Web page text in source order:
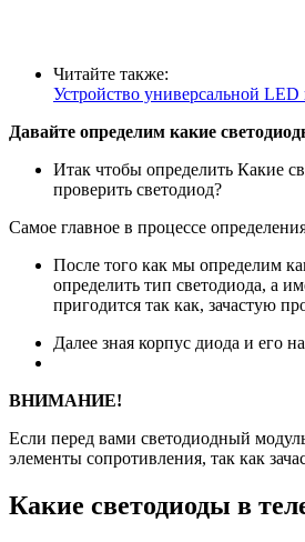
Читайте также:
Устройство универсальной
Давайте определим какие
Итак чтобы определить Какие
проверить светодиод?
Самое главное в процессе
После того как мы определим
определить тип светодиода, а
пригодится так как, зачастую
Далее зная корпус диода и его
ВНИМАНИЕ!
Если перед вами светодиодный
элементы сопротивления, так как
Какие светодиоды в